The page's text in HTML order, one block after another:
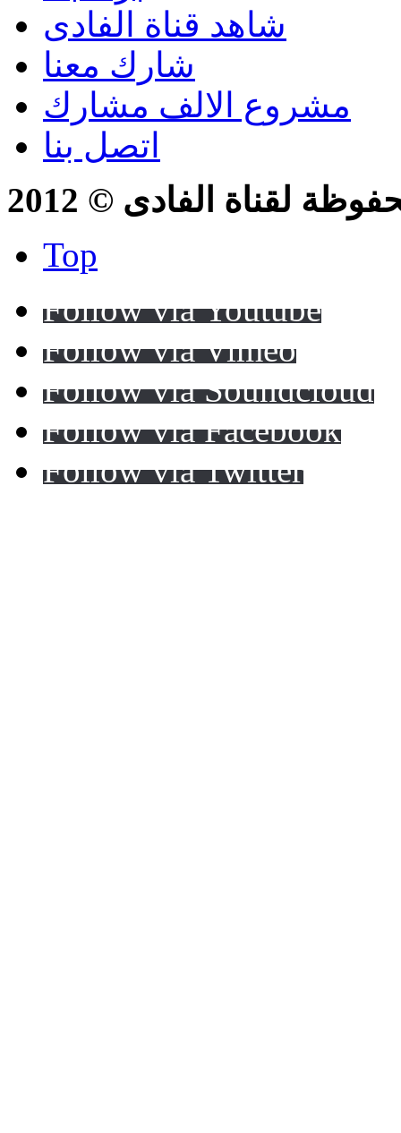
شاهد قناة الفادى
شارك معنا
مشروع الالف مشارك
اتصل بنا
لقناة الفادى © 2012
Top
Follow via Youtube
Follow via Vimeo
Follow via Soundcloud
Follow via Facebook
Follow via Twitter